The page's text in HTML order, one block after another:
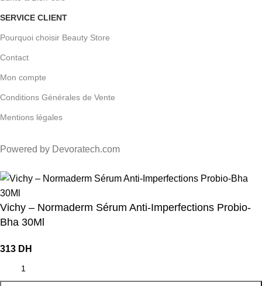
SERVICE CLIENT
Pourquoi choisir Beauty Store
Contact
Mon compte
Conditions Générales de Vente
Mentions légales
Powered by Devoratech.com
Vichy – Normaderm Sérum Anti-Imperfections Probio-
Bha 30Ml